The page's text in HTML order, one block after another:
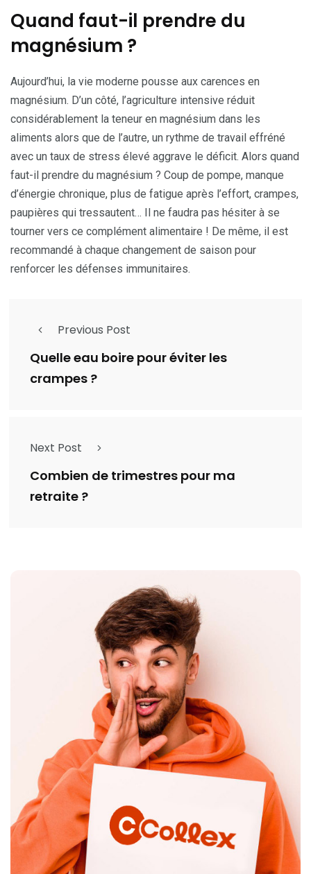
Quand faut-il prendre du
magnésium ?
Aujourd’hui, la vie moderne pousse aux carences en
magnésium. D’un côté, l’agriculture intensive réduit
considérablement la teneur en magnésium dans les
aliments alors que de l’autre, un rythme de travail effréné
avec un taux de stress élevé aggrave le déficit. Alors quand
faut-il prendre du magnésium ? Coup de pompe, manque
d’énergie chronique, plus de fatigue après l’effort, crampes,
paupières qui tressautent… Il ne faudra pas hésiter à se
tourner vers ce complément alimentaire ! De même, il est
recommandé à chaque changement de saison pour
renforcer les défenses immunitaires.
Previous Post
Quelle eau boire pour éviter les
crampes ?
Next Post
Combien de trimestres pour ma
retraite ?